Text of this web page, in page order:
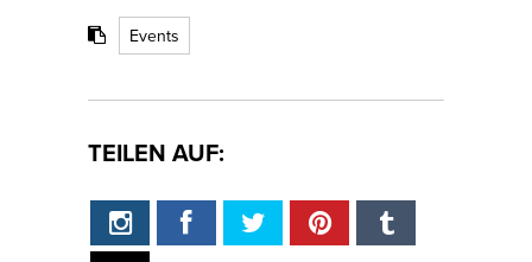
Events
TEILEN AUF: